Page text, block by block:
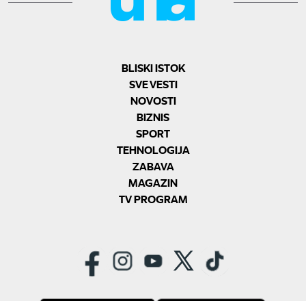
BLISKI ISTOK
SVE VESTI
NOVOSTI
BIZNIS
SPORT
TEHNOLOGIJA
ZABAVA
MAGAZIN
TV PROGRAM